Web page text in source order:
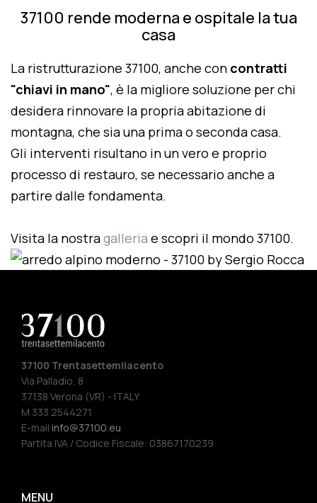
37100 rende moderna e ospitale la tua
casa
La ristrutturazione 37100, anche con contratti
"chiavi in mano", è la migliore soluzione per chi
desidera rinnovare la propria abitazione di
montagna, che sia una prima o seconda casa.
Gli interventi risultano in un vero e proprio
processo di restauro, se necessario anche a
partire dalle fondamenta.
Visita la nostragalleria e scopri il mondo 37100.
37100 Trentasettemilacento
Via Palladio, 8
37138 Verona (VR) - ITALY
M 333 2544271
E-mail info@37100.eu
Partita IVA / Codice Fiscale: 03867170239
MENU